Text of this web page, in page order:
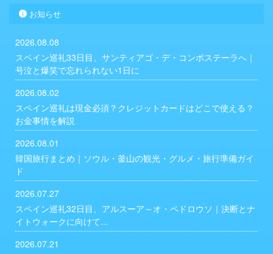
お知らせ
2026.08.08
スペイン巡礼33日目、サンティアゴ・デ・コンポステーラへ｜
号泣と爆笑で忘れられない1日に
2026.08.02
スペイン巡礼は現金必須？クレジットカードはどこで使える？
お金事情を解説
2026.08.01
韓国旅行まとめ｜ソウル・釜山の観光・グルメ・旅行準備ガイ
ド
2026.07.27
スペイン巡礼32日目、アルスーア～オ・ペドロウソ｜決断とナ
イトウォークに向けて...
2026.07.21